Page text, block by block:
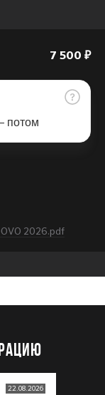
7 500 ₽
потом
2026.pdf
22.08.2026